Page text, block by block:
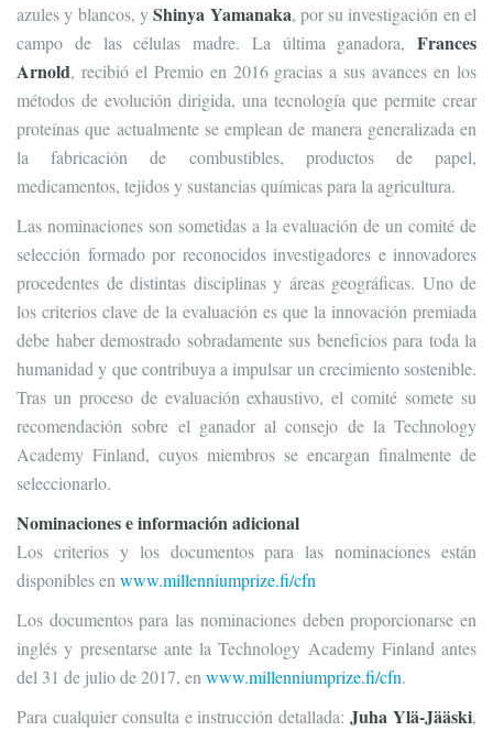
azules y blancos, yShinya Yamanaka, por su investigación en el
campo de las células madre. La última ganadora, Frances
Arnold, recibió el Premio en 2016 gracias a sus avances en los
métodos de evolución dirigida, una tecnología que permite crear
proteínas que actualmente se emplean de manera generalizada en
la fabricación de combustibles, productos de papel,
medicamentos, tejidos y sustancias químicas para la agricultura.
Las nominaciones son sometidas a la evaluación de un comité de
selección formado por reconocidos investigadores e innovadores
procedentes de distintas disciplinas y áreas geográficas. Uno de
los criterios clave de la evaluación es que la innovación premiada
debe haber demostrado sobradamente sus beneficios para toda la
humanidad y que contribuya a impulsar un crecimiento sostenible.
Tras un proceso de evaluación exhaustivo, el comité somete su
recomendación sobre el ganador al consejo de la Technology
Academy Finland, cuyos miembros se encargan finalmente de
seleccionarlo.
Nominaciones e información adicional
Los criterios y los documentos para las nominaciones están
disponibles en www.millenniumprize.fi/cfn
Los documentos para las nominaciones deben proporcionarse en
inglés y presentarse ante la Technology Academy Finland antes
del 31 de julio de 2017, en www.millenniumprize.fi/cfn.
Para cualquier consulta e instrucción detallada:Juha Ylä-Jääski,